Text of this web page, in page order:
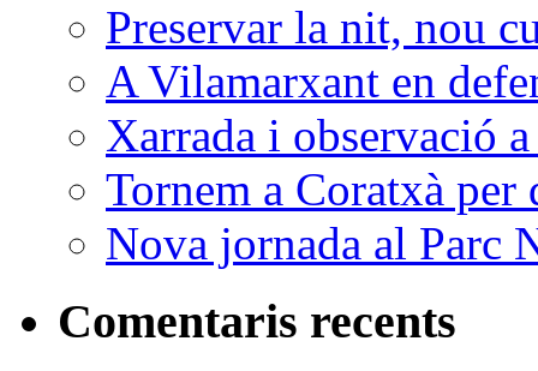
Preservar la nit, nou
A Vilamarxant en
Xarrada i observació
Tornem a Coratxà per
Nova jornada al Parc
Comentaris recents